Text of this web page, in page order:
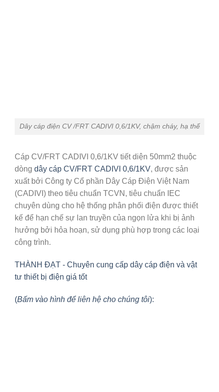
Dây cáp điện CV /FRT CADIVI 0,6/1KV, chậm cháy, hạ thế
Cáp CV/FRT CADIVI 0,6/1KV tiết diện 50mm2 thuộc
dòng dây cáp CV/FRT CADIVI 0,6/1KV, được sản
xuất bởi Công ty Cổ phần Dây Cáp Điện Việt Nam
(CADIVI) theo tiêu chuẩn TCVN, tiêu chuẩn IEC
chuyên dùng cho hệ thống phân phối điện được thiết
kế để hạn chế sự lan truyền của ngọn lửa khi bị ảnh
hưởng bởi hỏa hoạn, sử dụng phù hợp trong các loại
công trình.
THÀNH ĐẠT - Chuyên cung cấp dây cáp điện và vật
tư thiết bị điện giá tốt
(Bấm vào hình để liên hệ cho chúng tôi):